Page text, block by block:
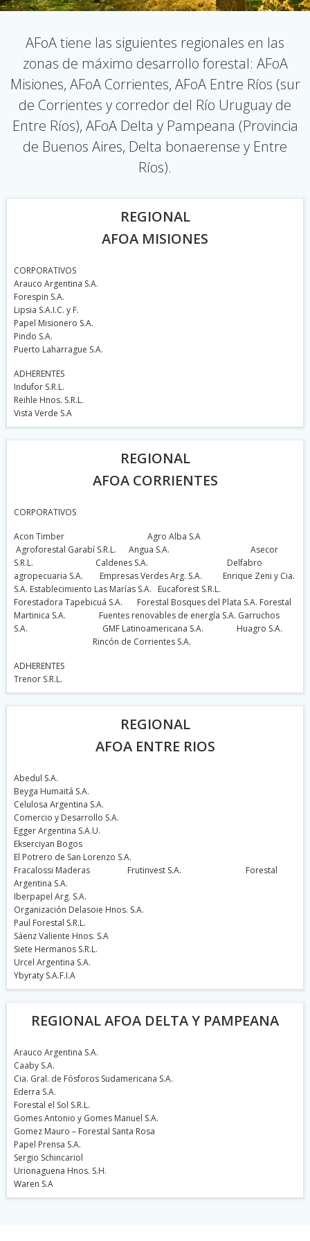
AFoA tiene las siguientes regionales en las
zonas de máximo desarrollo forestal: AFoA
Misiones, AFoA Corrientes, AFoA Entre Ríos (sur
de Corrientes y corredor del Río Uruguay de
Entre Ríos), AFoA Delta y Pampeana (Provincia
de Buenos Aires, Delta bonaerense y Entre
Ríos).
REGIONAL
AFOA MISIONES
CORPORATIVOS
Arauco Argentina S.A.
Forespin S.A.
Lipsia S.A.I.C. y F.
Papel Misionero S.A.
Pindo S.A.
Puerto Laharrague S.A.
ADHERENTES
Indufor S.R.L.
Reihle Hnos. S.R.L.
Vista Verde S.A
REGIONAL
AFOA CORRIENTES
CORPORATIVOS
Acon Timber Agro Alba S.A
Agroforestal Garabí S.R.L. Angua S.A. Asecor
S.R.L. Caldenes S.A. Delfabro
agropecuaria S.A. Empresas Verdes Arg. S.A. Enrique Zeni y Cia.
S.A. Establecimiento Las Marías S.A. Eucaforest S.R.L.
Forestadora Tapebicuá S.A. Forestal Bosques del Plata S.A. Forestal
Martinica S.A. Fuentes renovables de energía S.A. Garruchos
S.A. GMF Latinoamericana S.A. Huagro S.A.
Rincón de Corrientes S.A.
ADHERENTES
Trenor S.R.L.
REGIONAL
AFOA ENTRE RIOS
Abedul S.A.
Beyga Humaitá S.A.
Celulosa Argentina S.A.
Comercio y Desarrollo S.A.
Egger Argentina S.A.U.
Ekserciyan Bogos
El Potrero de San Lorenzo S.A.
Fracalossi Maderas Frutinvest S.A.
Forestal
Argentina S.A.
Iberpapel Arg. S.A.
Organización Delasoie Hnos. S.A.
Paul Forestal S.R.L.
Sáenz Valiente Hnos. S.A
Siete Hermanos S.R.L.
Urcel Argentina S.A.
Ybyraty S.A.F.I.A
REGIONAL AFOA DELTA Y PAMPEANA
Arauco Argentina S.A.
Caaby S.A.
Cia. Gral. de Fósforos Sudamericana S.A.
Ederra S.A.
Forestal el Sol S.R.L.
Gomes Antonio y Gomes Manuel S.A.
Gomez Mauro – Forestal Santa Rosa
Papel Prensa S.A.
Sergio Schincariol
Urionaguena Hnos. S.H.
Waren S.A